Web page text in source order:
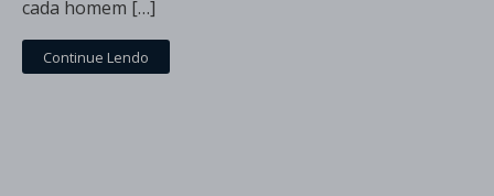
cada homem […]
Continue Lendo